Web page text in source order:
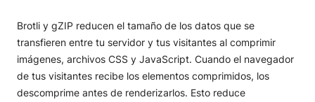
Brotli y gZIP reducen el tamaño de los datos que se
transfieren entre tu servidor y tus visitantes al comprimir
imágenes, archivos CSS y JavaScript. Cuando el navegador
de tus visitantes recibe los elementos comprimidos, los
descomprime antes de renderizarlos. Esto reduce